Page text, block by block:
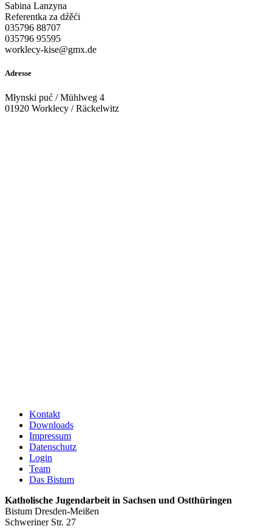
Sabina Lanzyna
Referentka za dźěći
035796 88707
035796 95595
worklecy-kise@gmx.de
Adresse
Młynski puć / Mühlweg 4
01920 Worklecy / Räckelwitz
Kontakt
Downloads
Impressum
Datenschutz
Login
Team
Das Bistum
Katholische Jugendarbeit in Sachsen und Ostthüringen
Bistum Dresden-Meißen
Schweriner Str. 27